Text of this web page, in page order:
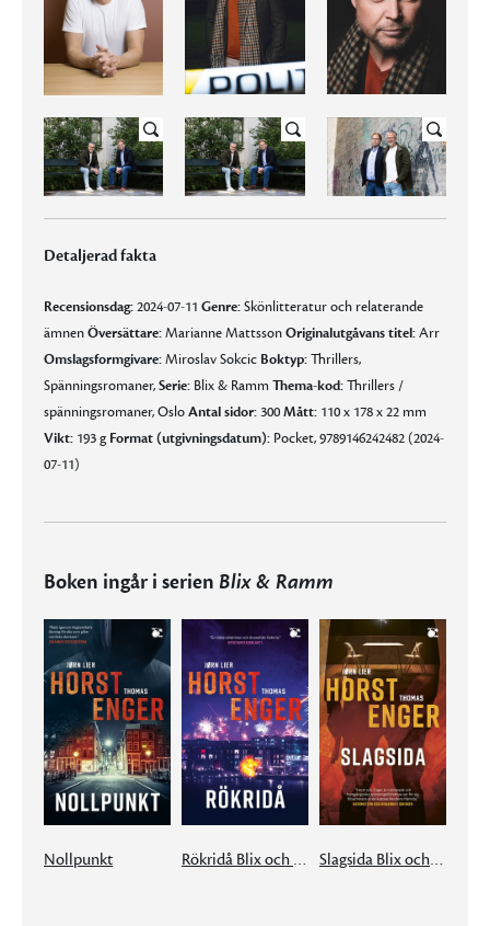
Detaljerad fakta
Recensionsdag:2024-07-11 Genre:Skönlitteratur och relaterande
ämnenÖversättare:Marianne MattssonOriginalutgåvans titel:Arr
Omslagsformgivare:Miroslav Sokcic Boktyp:Thrillers,
Spänningsromaner,Serie: Blix & RammThema-kod:Thrillers /
spänningsromaner, OsloAntal sidor:300Mått: 110 x 178 x 22 mm
Vikt: 193 g Format (utgivningsdatum): Pocket, 9789146242482 (2024-
07-11)
Boken ingår i serien Blix & Ramm
Nollpunkt Rökridå Blix och Ramm # 2 Slagsida Blix och Ramm # 3